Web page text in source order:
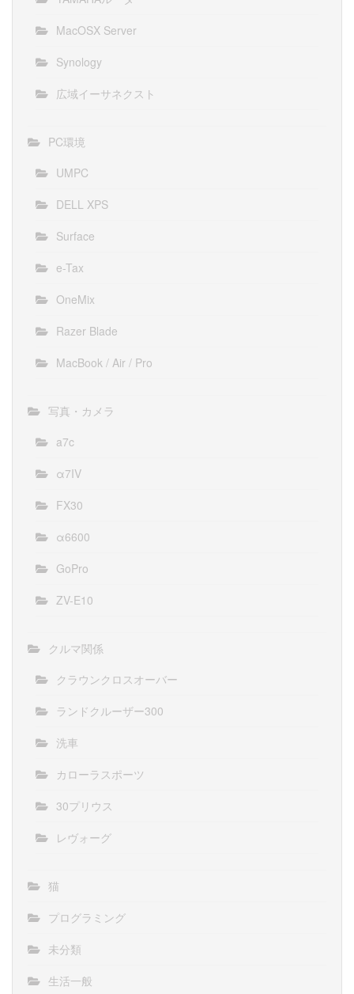
MacOSX Server
Synology
広域イーサネクスト
PC環境
UMPC
DELL XPS
Surface
e-Tax
OneMix
Razer Blade
MacBook / Air / Pro
写真・カメラ
a7c
α7IV
FX30
α6600
GoPro
ZV-E10
クルマ関係
クラウンクロスオーバー
ランドクルーザー300
洗車
カローラスポーツ
30プリウス
レヴォーグ
猫
プログラミング
未分類
生活一般